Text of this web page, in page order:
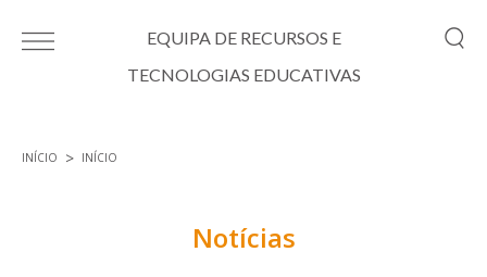
EQUIPA DE RECURSOS E
TECNOLOGIAS EDUCATIVAS
INÍCIO INÍCIO
Notícias